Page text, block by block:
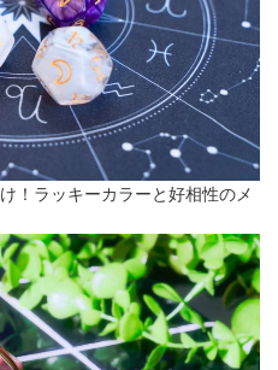
！ラッキーカラーと好相性のメ